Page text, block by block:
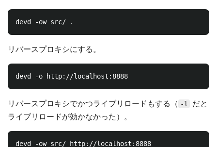
リバースプロキシにする。
リバースプロキシでかつライブリロードもする（ -l
だと
ライブリロードが効かなかった）。